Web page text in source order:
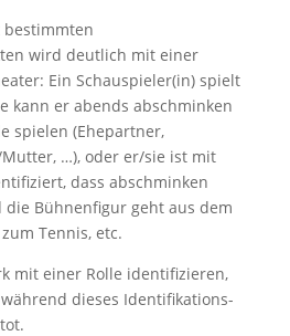
wird deutlich mit einer
Ein Schauspieler(in) spielt
kann er abends abschminken
spielen (Ehepartner,
…), oder er/sie ist mit
dass abschminken
Bühnenfigur geht aus dem
Tennis, etc.
mit einer Rolle identifizieren,
dieses Identifikations-